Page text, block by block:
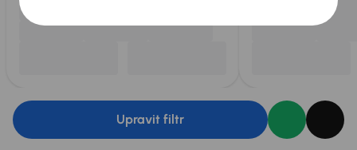
Upravit filtr